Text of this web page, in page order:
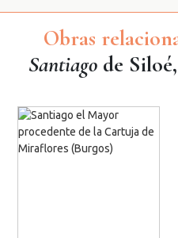
Obras
Santiagode